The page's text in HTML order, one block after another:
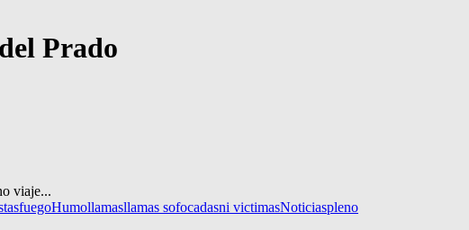
Prado
viaje...
fuegoHumollamasllamas sofocadasni victimasNoticiaspleno